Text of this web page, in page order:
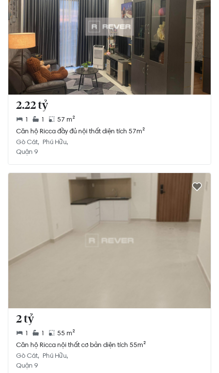
2.22 tỷ
1 1
57 m²
Căn hộ Ricca đầy đủ nội thất diện tích 57m²
Gò Cát
Phú Hữu
Quận 9
2 tỷ
1 1
55 m²
Căn hộ Ricca nội thất cơ bản diện tích 55m²
Gò Cát
Phú Hữu
Quận 9